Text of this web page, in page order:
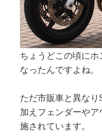
ちょうどこの頃に
なったんですよね。
ただ市販車と異な
加えフェンダーや
施されています。